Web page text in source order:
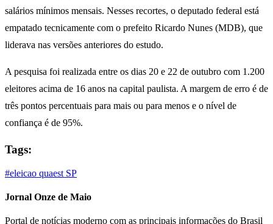
salários mínimos mensais. Nesses recortes, o deputado federal está
empatado tecnicamente com o prefeito Ricardo Nunes (MDB), que
liderava nas versões anteriores do estudo.
A pesquisa foi realizada entre os dias 20 e 22 de outubro com 1.200
eleitores acima de 16 anos na capital paulista. A margem de erro é de
três pontos percentuais para mais ou para menos e o nível de
confiança é de 95%.
Tags:
#eleicao quaest SP
Jornal Onze de Maio
Portal de notícias moderno com as principais informações do Brasil